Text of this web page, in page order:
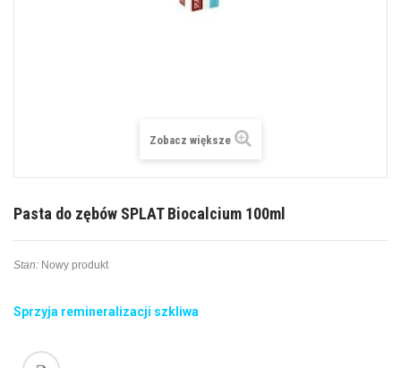
Zobacz większe
Pasta do zębów SPLAT Biocalcium 100ml
Stan: Nowy produkt
Sprzyja remineralizacji szkliwa